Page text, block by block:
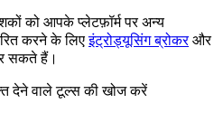
को आपके प्लेटफ़ॉर्म पर अन्य
करने के लिएइंट्रोड्यूसिंग ब्रोकरऔर
सकते हैं।
देने वाले टूल्स की खोज करें